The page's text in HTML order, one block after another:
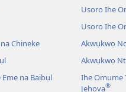
Chineke
na Baịbụl
Usoro Ihe
Usoro Ihe
Akwụkwọ
Akwụkwọ
Ihe Omume
Jehova®